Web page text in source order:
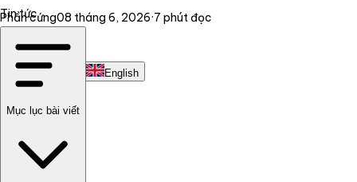
Tin tức
Liên hệ
Tiếng Việt English
Phần cứng08 tháng 6, 2026·7 phút đọc
Mục lục bài viết